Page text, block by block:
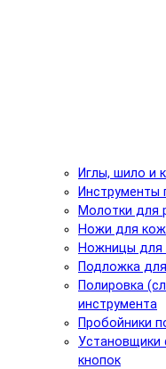
Иглы, шило и
Инструменты
Молотки для
Ножи для
Ножницы для
Подложка
Полировка
инструмента
Пробойники
Установщики
кнопок